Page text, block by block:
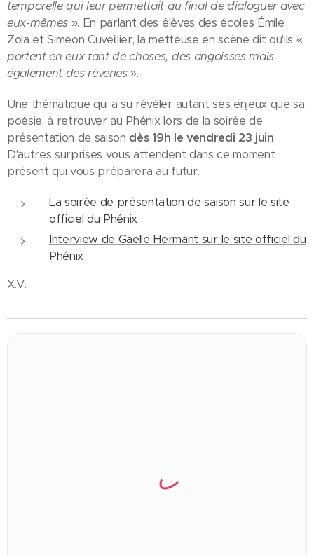
temporelle qui leur permettait au final de dialoguer avec
eux-mêmes ». En parlant des élèves des écoles Émile
Zola et Simeon Cuveillier, la metteuse en scène dit qu'ils «
portent en eux tant de choses, des angoisses mais
également des rêveries».
Une thématique qui a su révéler autant ses enjeux que sa
poésie, à retrouver au Phénix lors de la soirée de
présentation de saison dès 19h le vendredi 23 juin.
D'autres surprises vous attendent dans ce moment
présent qui vous préparera au futur.
La soirée de présentation de saison sur le site
officiel du Phénix
Interview de Gaëlle Hermant sur le site officiel du
Phénix
X.V.